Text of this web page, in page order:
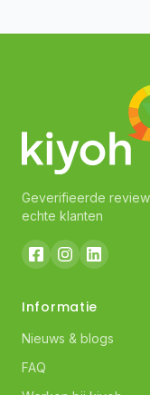
Geverifieerde
echte klanten
Informatie
Nieuws & blogs
FAQ